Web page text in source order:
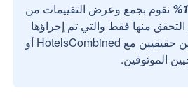
نقوم بجمع وعرض التقييمات من
منها فقط والتي تم إجراؤها
بواسطة مستخدمين حقيقيين مع HotelsCombined أو
الموثوقين.